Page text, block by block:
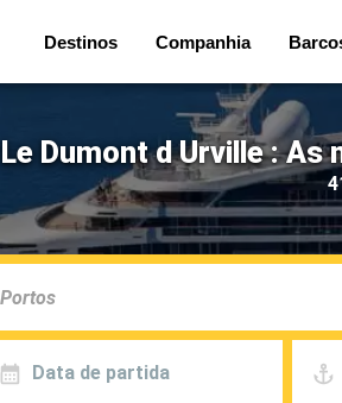
Destinos Companhia
Le Dumont d Urville :
Data de partida